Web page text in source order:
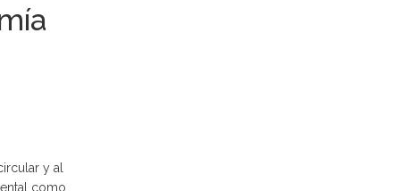
y al
como